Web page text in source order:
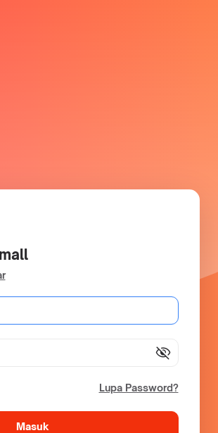
visibility_off
Lupa Password?
Masuk